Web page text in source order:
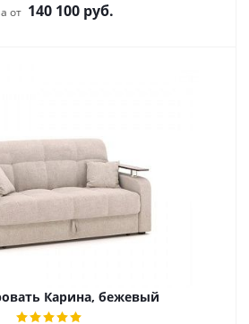
от 140 100руб.
Карина, бежевый